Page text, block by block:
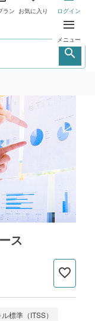
ラン お気に入り ログイン
メニュー
ス
標準（ITSS）